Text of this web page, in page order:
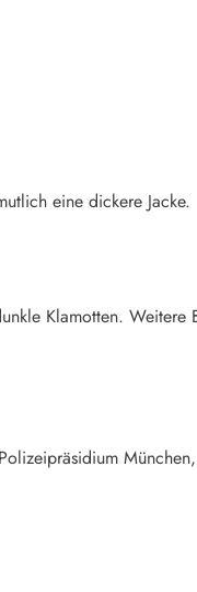
eine dickere Jacke.
Klamotten. Weitere